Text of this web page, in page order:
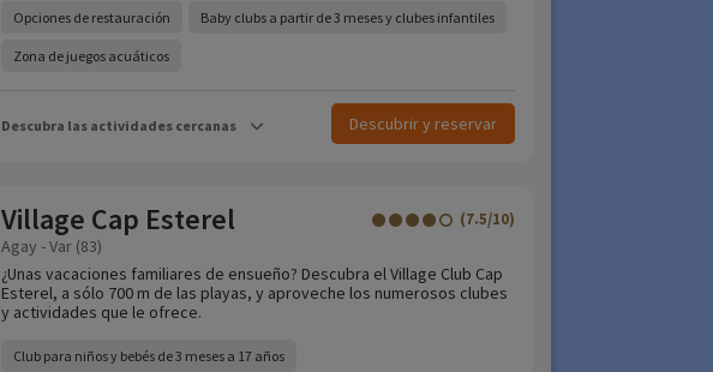
Opciones de restauración Baby clubs a partir de 3 meses y clubes infantiles
Zona de juegos acuáticos
Descubra las actividades cercanas Descubrir y reservar
Village Cap Esterel (7.5/10)
Agay - Var (83)
¿Unas vacaciones familiares de ensueño? Descubra el Village Club Cap
Esterel, a sólo 700 m de las playas, y aproveche los numerosos clubes
y actividades que le ofrece.
Club para niños y bebés de 3 meses a 17 años